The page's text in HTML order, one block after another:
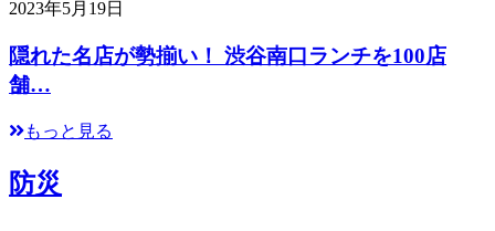
2023年5月19日
隠れた名店が勢揃い！ 渋谷南口ランチを100店
舗…
もっと見る
防災